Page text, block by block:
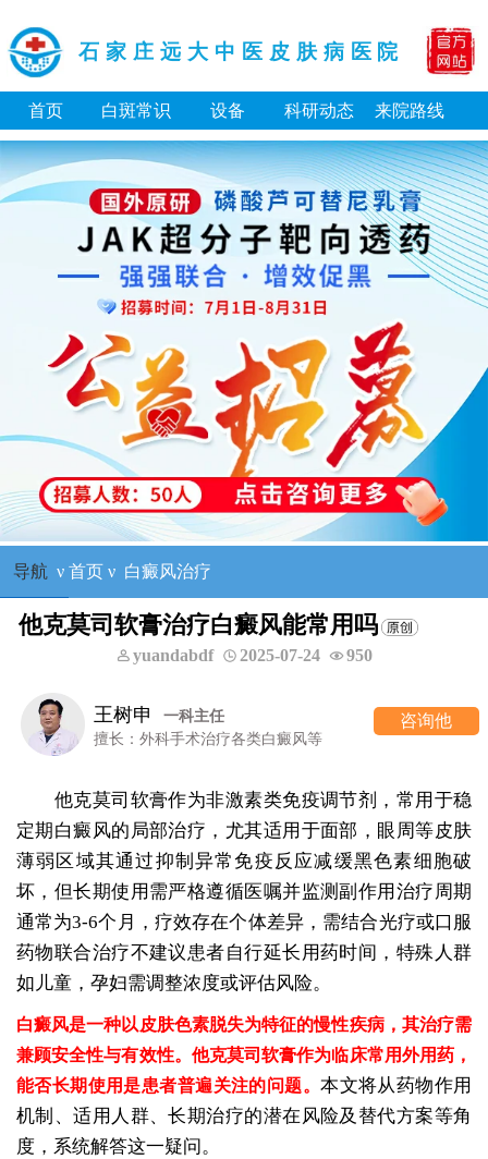
石家庄远大中医皮肤病医院
首页 白斑常识 设备 科研动态 来院路线
导航 ν 首页ν 白癜风治疗
他克莫司软膏治疗白癜风能常用吗
yuandabdf 2025-07-24 950
王树申
一科主任
擅长：外科手术治疗各类白癜风等
咨询他
他克莫司软膏作为非激素类免疫调节剂，常用于稳
定期白癜风的局部治疗，尤其适用于面部，眼周等皮肤
薄弱区域其通过抑制异常免疫反应减缓黑色素细胞破
坏，但长期使用需严格遵循医嘱并监测副作用治疗周期
通常为3-6个月，疗效存在个体差异，需结合光疗或口服
药物联合治疗不建议患者自行延长用药时间，特殊人群
如儿童，孕妇需调整浓度或评估风险。
白癜风是一种以皮肤色素脱失为特征的慢性疾病，其治疗需
兼顾安全性与有效性。他克莫司软膏作为临床常用外用药，
能否长期使用是患者普遍关注的问题。本文将从药物作用
机制、适用人群、长期治疗的潜在风险及替代方案等角
度，系统解答这一疑问。